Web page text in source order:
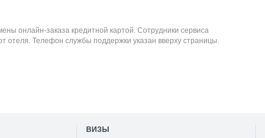
онлайн-заказа кредитной картой. Сотрудники сервиса
отеля. Телефон службы поддержки указан вверху страницы.
ВИЗЫ